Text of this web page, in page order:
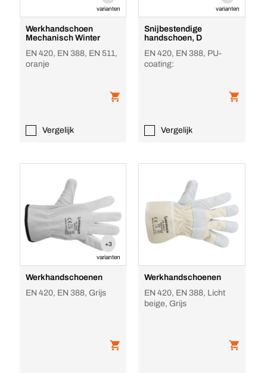
varianten
Werkhandschoen
Mechanisch Winter
EN 420, EN 388, EN 511,
oranje
Vergelijk
varianten
Snijbestendige
handschoen, D
EN 420, EN 388, PU-
coating:
Vergelijk
+3
varianten
Werkhandschoenen
EN 420, EN 388, Grijs
Werkhandschoenen
EN 420, EN 388, Licht
beige, Grijs